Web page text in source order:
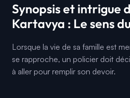
Synopsis et intrigue
Kartavya : Le sens
Lorsque la vie de sa famille est
se rapproche, un policier doit
à aller pour remplir son devoir.